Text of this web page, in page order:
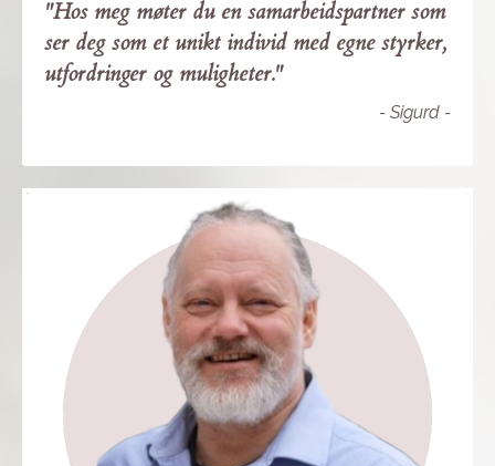
"Hos meg møter du en samarbeidspartner som
ser deg som et unikt individ med egne styrker,
utfordringer og muligheter."
- Sigurd -